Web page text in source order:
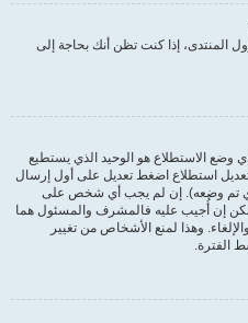
المنتدى، إذا كنت تظن أنك بحاجة إلى
وضع الاستطلاع هو الوحيد الذي يستطيع
استطلاع اضغط تعديل على أول إرسال
تم وضعه). إن لم يجب أي شخص على
لكن إن أُجيب عليه فالمشرف والمسئول هما
وهذا لمنع الأشخاص من تغيير
الفترة.